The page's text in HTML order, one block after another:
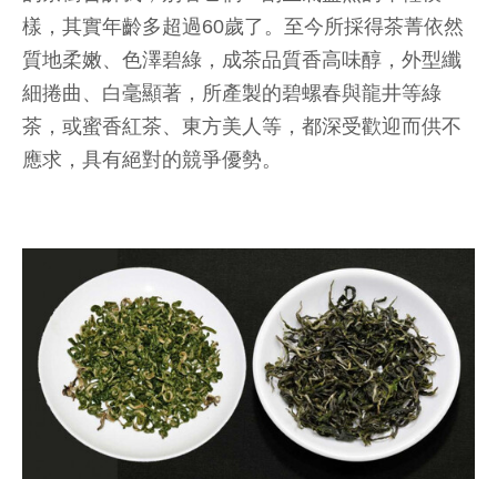
樣，其實年齡多超過60歲了。至今所採得茶菁依然
質地柔嫩、色澤碧綠，成茶品質香高味醇，外型纖
細捲曲、白毫顯著，所產製的碧螺春與龍井等綠
茶，或蜜香紅茶、東方美人等，都深受歡迎而供不
應求，具有絕對的競爭優勢。